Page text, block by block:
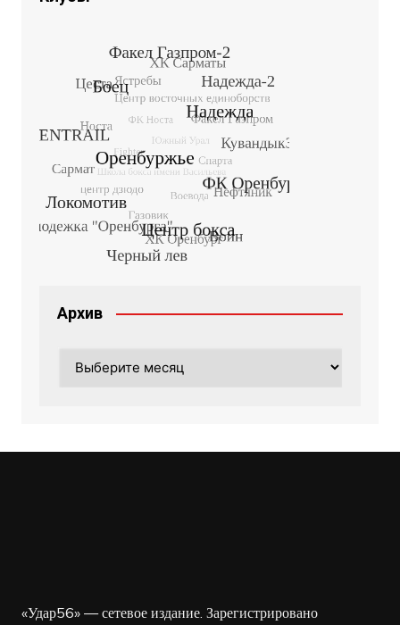
Архив
«Удар56» — сетевое издание. Зарегистрировано